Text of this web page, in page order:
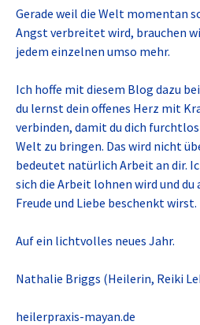
Gerade weil die Welt momentan
Angst verbreitet wird, brauchen
jedem einzelnen umso mehr.
Ich hoffe mit diesem Blog dazu
du lernst dein offenes Herz mit
verbinden, damit du dich
Welt zu bringen. Das wird nicht
bedeutet natürlich Arbeit an dir.
sich die Arbeit lohnen wird und
Freude und Liebe beschenkt wirst.
Auf ein lichtvolles neues Jahr.
Nathalie Briggs (Heilerin, Reiki
heilerpraxis-mayan.de